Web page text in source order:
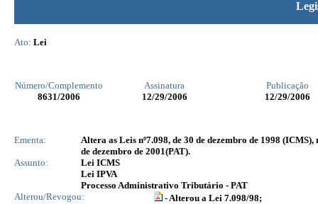
Ato: Lei
Número/Complemento Assinatura
Publicação
8631/2006 12/29/2006 12/29/2006
Ementa:
Altera as Leis nº7.098, de 30 de dezembro de 1998 (ICMS),
de dezembro de 2001(PAT).
Assunto:
Lei ICMS
Lei IPVA
Processo Administrativo Tributário - PAT
Alterou/Revogou:
- Alterou a Lei 7.098/98;